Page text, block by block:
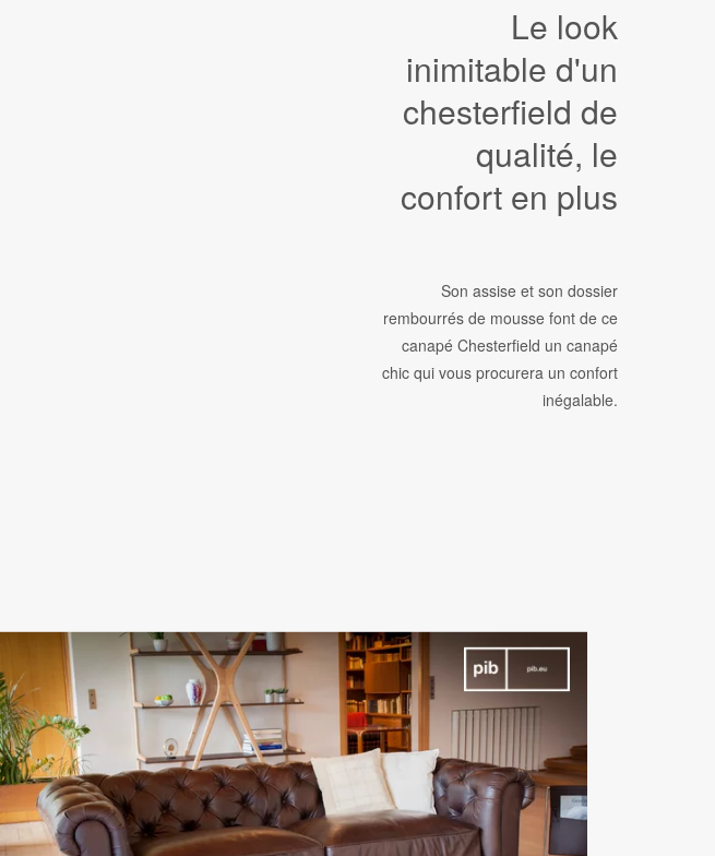
Le look
inimitable d'un
chesterfield de
qualité, le
confort en plus
Son assise et son dossier
rembourrés de mousse font de ce
canapé Chesterfield un canapé
chic qui vous procurera un confort
inégalable.